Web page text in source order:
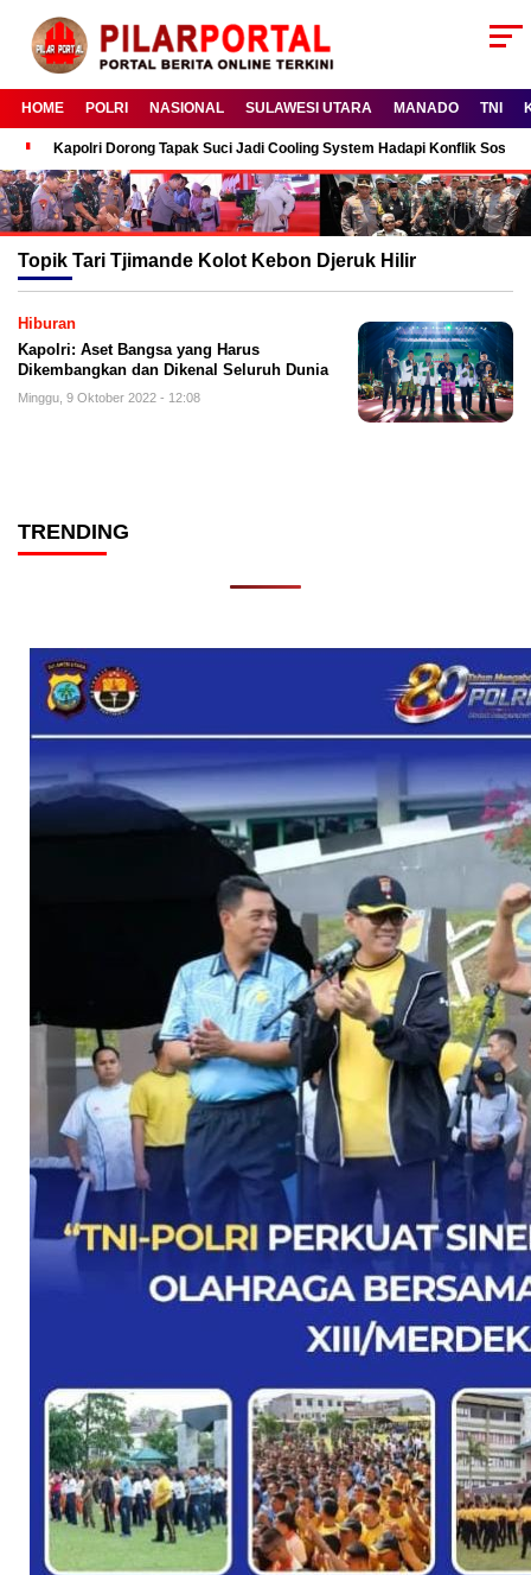
HOME POLRI NASIONAL SULAWESI UTARA MANADO TNI
Kapolri Dorong Tapak Suci Jadi Cooling System Hadapi Konflik Sosial
Topik Tari Tjimande Kolot Kebon Djeruk Hilir
Hiburan
Kapolri: Aset Bangsa yang Harus
Dikembangkan dan Dikenal Seluruh Dunia
Minggu, 9 Oktober 2022 - 12:08
TRENDING